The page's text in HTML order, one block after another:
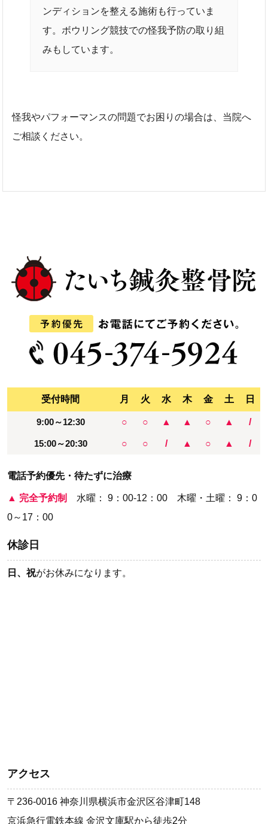
ンディションを整える施術も行っていま
す。ボウリング競技での怪我予防の取り組
みもしています。
怪我やパフォーマンスの問題でお困りの場合は、当院へ
ご相談ください。
受付時間 月 火 水 木 金 土 日
9:00～12:30 ○ ○ ▲ ▲ ○ ▲ /
15:00～20:30 ○ ○ / ▲ ○ ▲ /
電話予約優先・待たずに治療
▲ 完全予約制 水曜： 9：00-12：00 木曜・土曜： 9：0
0～17：00
休診日
日、祝がお休みになります。
アクセス
〒236-0016 神奈川県横浜市金沢区谷津町148
京浜急行電鉄本線 金沢文庫駅から徒歩2分